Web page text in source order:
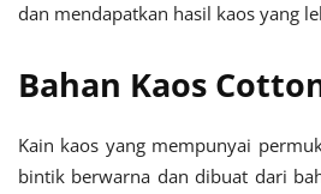
dan mendapatkan hasil kaos yang
Bahan Kaos
Kain kaos yang mempunyai
bintik berwarna dan dibuat dari